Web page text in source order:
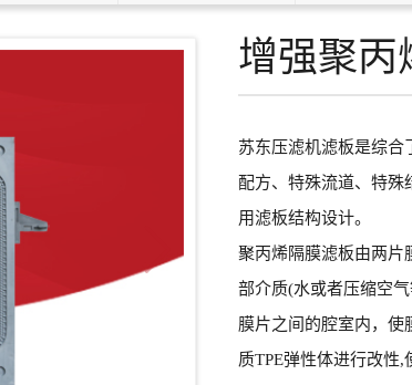
增强聚丙
苏东压滤机滤板是综合
配方、特殊流道、特殊
用滤板结构设计。
聚丙烯隔膜滤板由两片
部介质(水或者压缩空
膜片之间的腔室内，使
质TPE弹性体进行改性,